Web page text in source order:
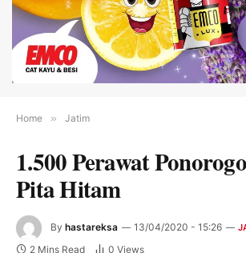
Home » Jatim
1.500 Perawat
Pita Hitam
By hastareksa 13/04/2020 - 15:26
2 Mins Read 0 Views